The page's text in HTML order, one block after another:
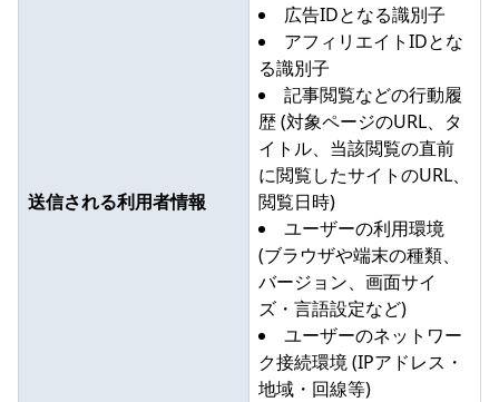
送信される利用者情報
広告IDとなる識別子
アフィリエイトIDとな
る識別子
記事閲覧などの行動履
歴 (対象ページのURL、タ
イトル、当該閲覧の直前
に閲覧したサイトのURL、
閲覧日時)
ユーザーの利用環境
(ブラウザや端末の種類、
バージョン、画面サイ
ズ・言語設定など)
ユーザーのネットワー
ク接続環境 (IPアドレス・
地域・回線等)